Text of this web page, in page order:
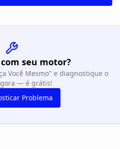
seu motor?
Você Mesmo" e diagnostique o
— é grátis!
Problema